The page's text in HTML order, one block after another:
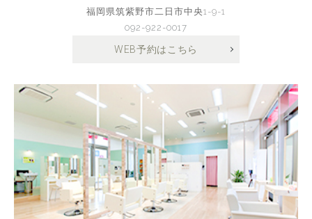
福岡県筑紫野市二日市中央1-9-1
092-922-0017
WEB予約はこちら